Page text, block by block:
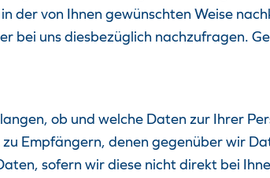
der von Ihnen gewünschten Weise
bei uns diesbezüglich nachzufragen.
ob und welche Daten zur Ihrer
Empfängern, denen gegenüber wir
sofern wir diese nicht direkt bei